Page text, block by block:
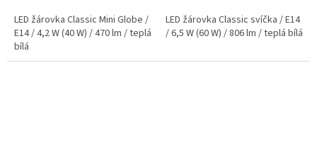
LED žárovka Classic Mini Globe /
E14 / 4,2 W (40 W) / 470 lm / teplá
bílá
LED žárovka Classic svíčka / E14
/ 6,5 W (60 W) / 806 lm / teplá bílá